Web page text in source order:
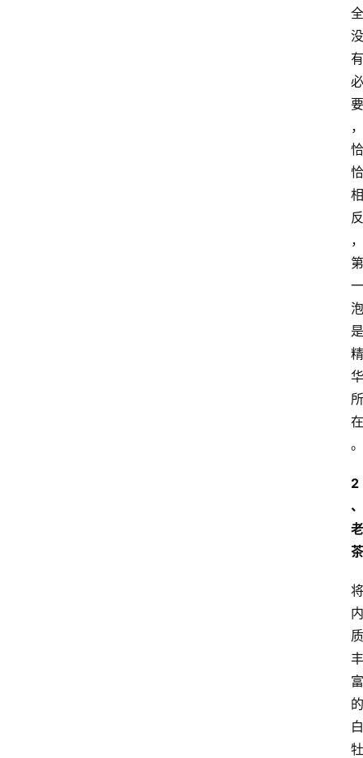
全
没
有
必
要
，
恰
恰
相
反
，
第
一
泡
是
精
华
所
在
。
2
、
老
茶
将
内
质
丰
富
的
白
牡